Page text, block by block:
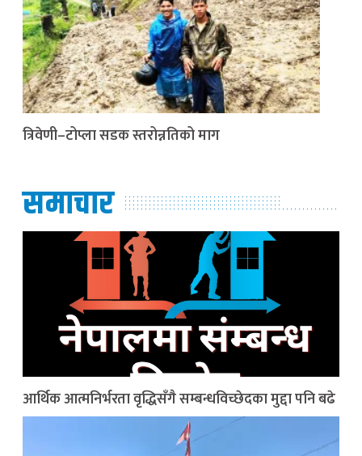
त्रिवेणी–टोप्ला सडक स्तरोन्नतिको माग
समाचार
आर्थिक आत्मनिर्भरता वृद्धिसँगै सम्बन्धविच्छेदका मुद्दा पनि बढे